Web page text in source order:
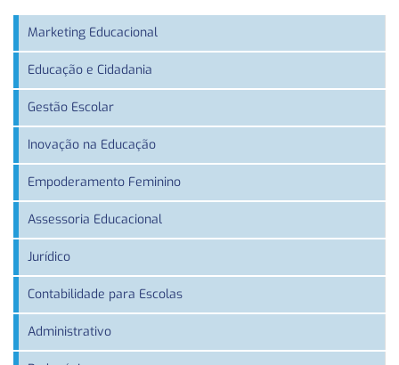
Marketing Educacional
Educação e Cidadania
Gestão Escolar
Inovação na Educação
Empoderamento Feminino
Assessoria Educacional
Jurídico
Contabilidade para Escolas
Administrativo